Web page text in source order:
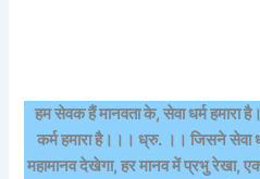
हम सेवक हैं मानवता के, सेवा धर्म हमारा
कर्म हमारा है।।। ध्रु. ।। जिसने सेवा
महामानव देखेगा, हर मानव में प्रभु रेखा, एक